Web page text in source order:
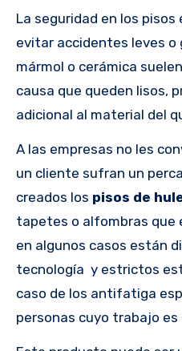
La seguridad en los
evitar accidentes leves o
mármol o cerámica
causa que queden lisos,
adicional al material del
A las empresas no les
un cliente sufran un
creados los pisos de
tapetes o alfombras que
en algunos casos están
tecnología y estrictos
caso de los antifatiga
personas cuyo trabajo